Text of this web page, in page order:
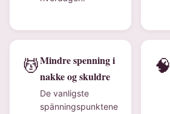
💆Mindre spenning i
nakke og skuldre
De vanligste
spänningspunktene
🧠